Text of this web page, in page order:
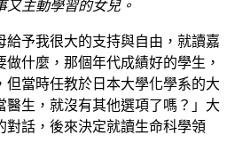
又主動學習的女兒。
給予我很大的支持與自由，就讀嘉
什麼，那個年代成績好的學生，
但當時任教於日本大學化學系的大
醫生，就沒有其他選項了嗎？」大
對話，後來決定就讀生命科學領